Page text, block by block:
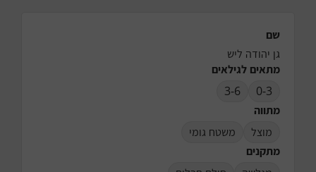
שם
גן יהודה ליש
מתאים לגילאים
0-3
3-6
מתווה
מוצל
משטח גומי
מתקנים